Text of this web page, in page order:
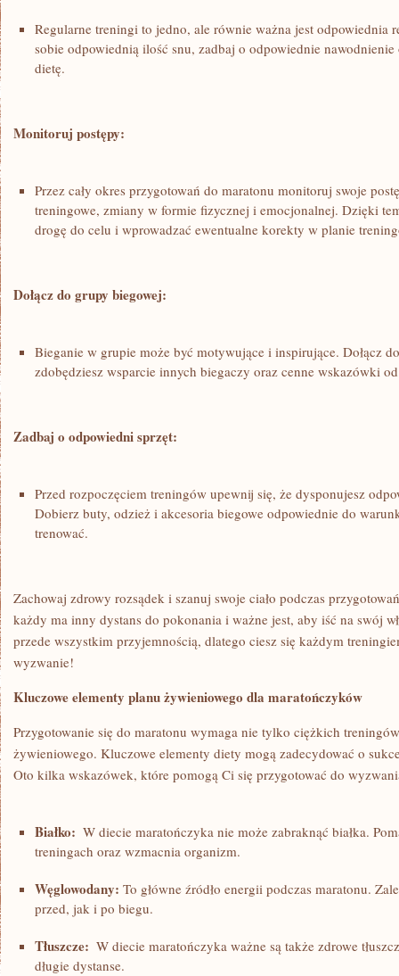
Regularne treningi to jedno, ale równie ważna jest odpowiednia
sobie odpowiednią ⁣ilość snu, zadbaj o odpowiednie
dietę.
Monitoruj postępy:
Przez cały okres przygotowań do maratonu⁢ monitoruj swoje
treningowe,⁢ zmiany w formie fizycznej ‍i emocjonalnej. Dzięki
drogę do celu⁣ i wprowadzać ewentualne korekty w ⁢planie
Dołącz do⁤ grupy biegowej:
Bieganie‌ w grupie ⁤może być motywujące i‍ inspirujące. Dołącz
zdobędziesz wsparcie innych ‍biegaczy oraz cenne wskazówki
Zadbaj o odpowiedni sprzęt:
Przed rozpoczęciem treningów upewnij się, że ⁤dysponujesz
Dobierz​ buty, odzież i akcesoria biegowe odpowiednie do
trenować.
Zachowaj zdrowy rozsądek i szanuj swoje ciało podczas
każdy⁤ ma inny dystans do ​pokonania i ważne jest, aby ‍iść na swój​
przede wszystkim przyjemnością, dlatego ciesz się każdym
wyzwanie!
Kluczowe elementy planu żywieniowego dla maratończyków
Przygotowanie się do maratonu wymaga nie‍ tylko​ ciężkich⁣
żywieniowego. Kluczowe elementy diety mogą⁣ zadecydować o
Oto kilka wskazówek, które pomogą Ci się przygotować do⁢
Białko:
W ⁤diecie maratończyka nie może ⁢zabraknąć białka.
treningach⁢ oraz wzmacnia organizm.
Węglowodany: To główne źródło energii podczas maratonu.
przed, jak i ⁤po biegu.
Tłuszcze:
W diecie maratończyka ważne są‍ także zdrowe
długie dystanse.